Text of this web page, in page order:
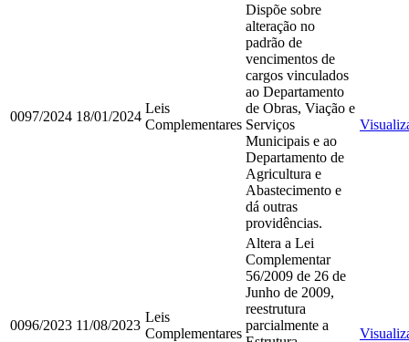
0097/2024 18/01/2024
Leis
Complementares
Dispõe sobre
alteração no
padrão de
vencimentos de
cargos vinculados
ao Departamento
de Obras, Viação e
Serviços
Municipais e ao
Departamento de
Agricultura e
Abastecimento e
dá outras
providências.
0096/2023 11/08/2023
Leis
Complementares
Altera a Lei
Complementar
56/2009 de 26 de
Junho de 2009,
reestrutura
parcialmente a